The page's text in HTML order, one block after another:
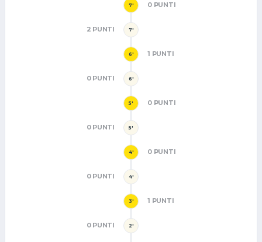
7' 0 PUNTI
7'
2 PUNTI
6' 1 PUNTI
6'
0 PUNTI
5' 0 PUNTI
5'
0 PUNTI
4' 0 PUNTI
4'
0 PUNTI
3' 1 PUNTI
2'
0 PUNTI